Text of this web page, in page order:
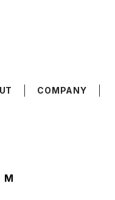
COMPANY
M